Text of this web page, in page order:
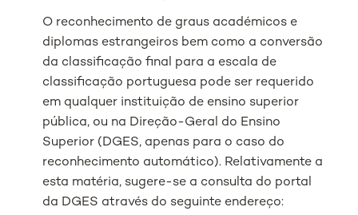
O reconhecimento de graus académicos e
diplomas estrangeiros bem como a conversão
da classificação final para a escala de
classificação portuguesa pode ser requerido
em qualquer instituição de ensino superior
pública, ou na Direção-Geral do Ensino
Superior (DGES, apenas para o caso do
reconhecimento automático). Relativamente a
esta matéria, sugere-se a consulta do portal
da DGES através do seguinte endereço: